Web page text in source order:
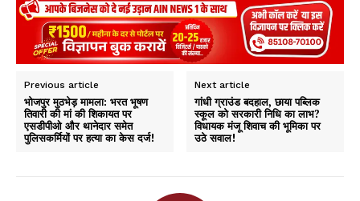
Previous article
भोजपुर मुठभेड़ मामला: भरत भूषण
तिवारी की मां की शिकायत पर
एसडीपीओ और थानेदार समेत
पुलिसकर्मियों पर हत्या का केस दर्ज!
Next article
गांधी ग्राउंड बदहाल, छाया पब्लिक
स्कूल को सरकारी निधि का लाभ?
विधायक मंजू शिवाच की भूमिका पर
उठे सवाल!